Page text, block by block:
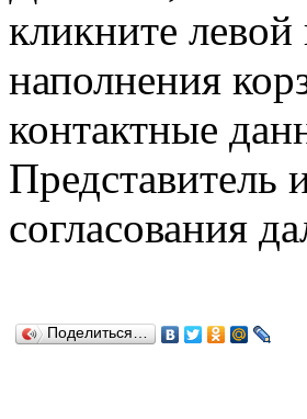
кликните
наполнения
контактные
Представитель
согласования
Поделиться…